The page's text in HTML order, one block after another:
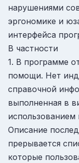
нарушениями
эргономике и
интерфейса
В частности
1. В программе
помощи. Нет
справочной
выполненная в
Описание
прерывается
которые